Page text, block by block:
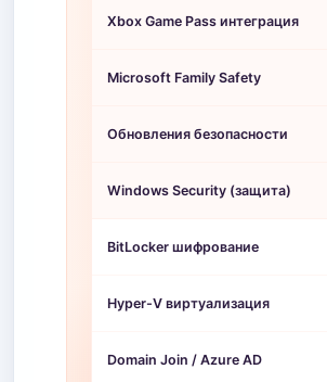
Xbox Game Pass интеграция
Microsoft Family Safety
Обновления безопасности
Windows Security (защита)
BitLocker шифрование
Hyper-V виртуализация
Domain Join / Azure AD